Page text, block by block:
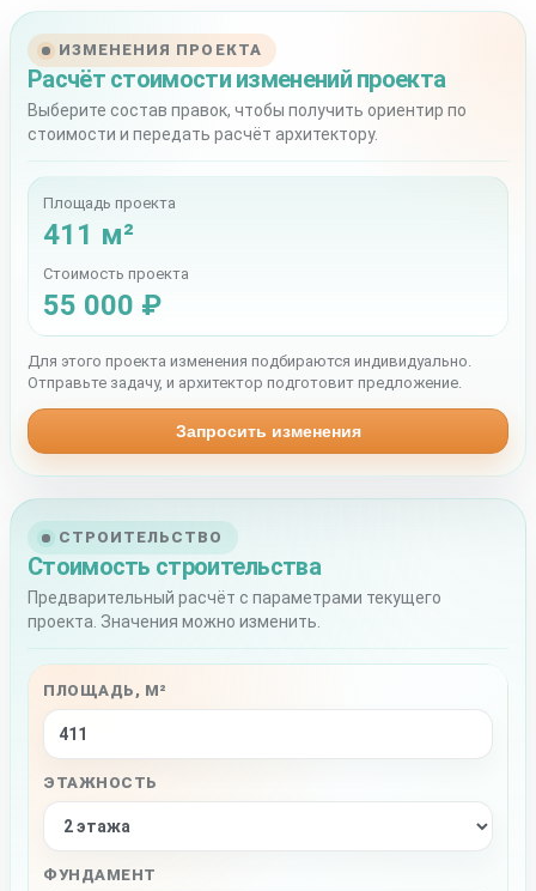
СТРОИТЕЛЬСТВО
Стоимость строительства
Предварительный расчёт с параметрами текущего
проекта. Значения можно изменить.
ПЛОЩАДЬ, М²
ЭТАЖНОСТЬ
ФУНДАМЕНТ
ИЗМЕНЕНИЯ ПРОЕКТА
Расчёт стоимости изменений проекта
Выберите состав правок, чтобы получить ориентир по
стоимости и передать расчёт архитектору.
Площадь проекта
411 м²
Стоимость проекта
55 000 ₽
Для этого проекта изменения подбираются индивидуально.
Отправьте задачу, и архитектор подготовит предложение.
Запросить изменения